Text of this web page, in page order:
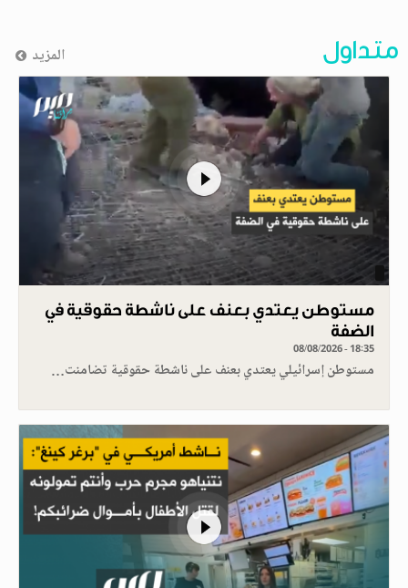
متداول المزيد
مستوطن يعتدي بعنف على ناشطة حقوقية في
الضفة
08/08/2026 - 18:35
مستوطن إسرائيلي يعتدي بعنف على ناشطة حقوقية تضامنت…